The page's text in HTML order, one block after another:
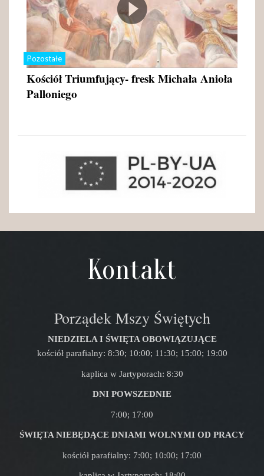
Pozostałe
Kościół Triumfujący- fresk Michała Anioła
Palloniego
Kontakt
Porządek Mszy Świętych
NIEDZIELA I ŚWIĘTA OBOWIĄZUJĄCE
kościół parafialny: 8:30; 10:00; 11:30; 15:00; 19:00
kaplica w Jartyporach: 8:30
DNI POWSZEDNIE
7:00; 17:00
ŚWIĘTA NIEBĘDĄCE DNIAMI WOLNYMI OD PRACY
kościół parafialny: 7:00; 10:00; 17:00